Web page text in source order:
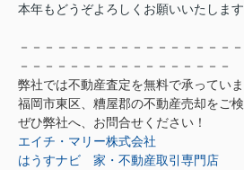
本年もどうぞよろしくお願いいたします
－－－－－－－－－－－－－－－－－
－－－－－－－－－－－－－－－－－
弊社では不動産査定を無料で承っていま
福岡市東区、糟屋郡の不動産売却をご
ぜひ弊社へ、お問合せください！
エイチ・マリー株式会社
はうすナビ 家・不動産取引専門店